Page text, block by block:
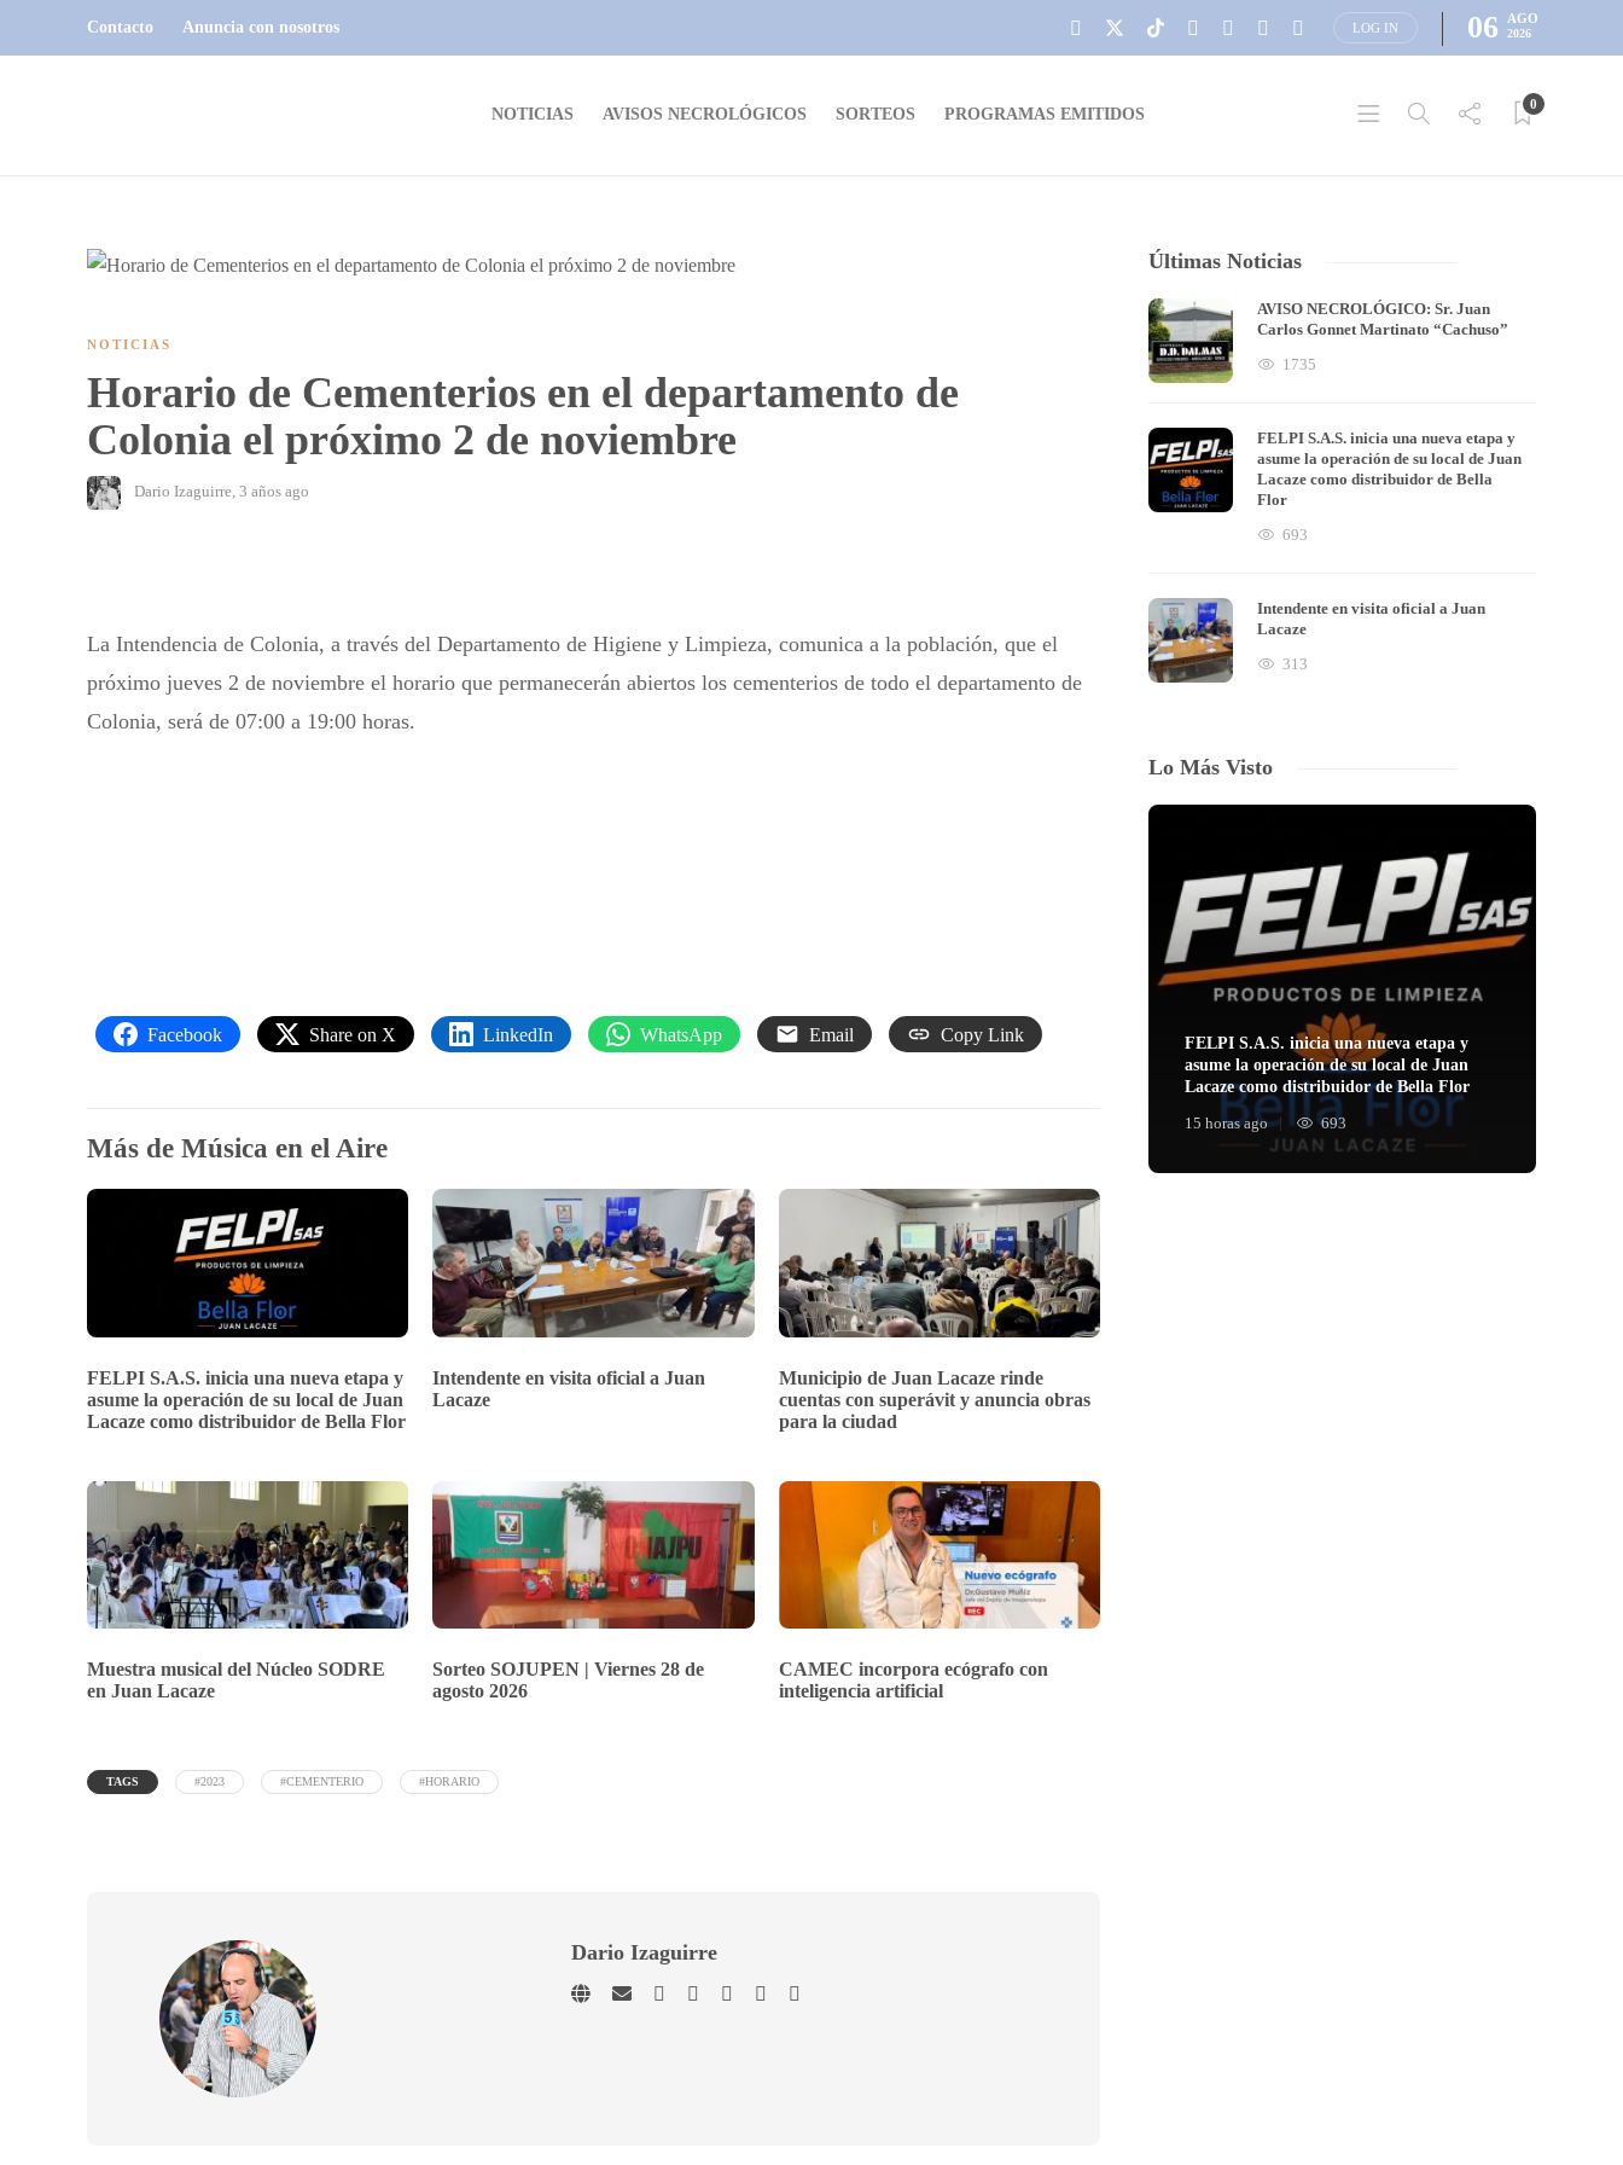
Contacto Anuncia con nosotros LOG IN 06 AGO
2026
NOTICIAS AVISOS NECROLÓGICOS SORTEOS PROGRAMAS EMITIDOS
0
NOTICIAS
Horario de Cementerios en el departamento de
Colonia el próximo 2 de noviembre
Dario Izaguirre 3 años ago
La Intendencia de Colonia, a través del Departamento de Higiene y Limpieza, comunica a la población, que el
próximo jueves 2 de noviembre el horario que permanecerán abiertos los cementerios de todo el departamento de
Colonia, será de 07:00 a 19:00 horas.
Facebook Share on X LinkedIn WhatsApp Email Copy Link
Más de Música en el Aire
FELPI S.A.S. inicia una nueva etapa y
asume la operación de su local de Juan
Lacaze como distribuidor de Bella Flor
Intendente en visita oficial a Juan
Lacaze
Municipio de Juan Lacaze rinde
cuentas con superávit y anuncia obras
para la ciudad
Muestra musical del Núcleo SODRE
en Juan Lacaze
Sorteo SOJUPEN | Viernes 28 de
agosto 2026
CAMEC incorpora ecógrafo con
inteligencia artificial
TAGS #2023 #CEMENTERIO #HORARIO
Dario Izaguirre
Últimas Noticias
AVISO NECROLÓGICO: Sr. Juan
Carlos Gonnet Martinato “Cachuso”
1735
FELPI S.A.S. inicia una nueva etapa y
asume la operación de su local de Juan
Lacaze como distribuidor de Bella
Flor
693
Intendente en visita oficial a Juan
Lacaze
313
Lo Más Visto
FELPI S.A.S. inicia una nueva etapa y
asume la operación de su local de Juan
Lacaze como distribuidor de Bella Flor
15 horas ago
693